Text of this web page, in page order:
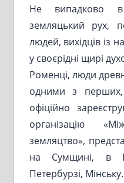
Не випадково в
земляцький рух,
людей, вихідців із
у своєрідні щирі
Роменці, люди
одними з
офіційно
організацію
земляцтво»,
на Сумщині, в
Петербурзі,